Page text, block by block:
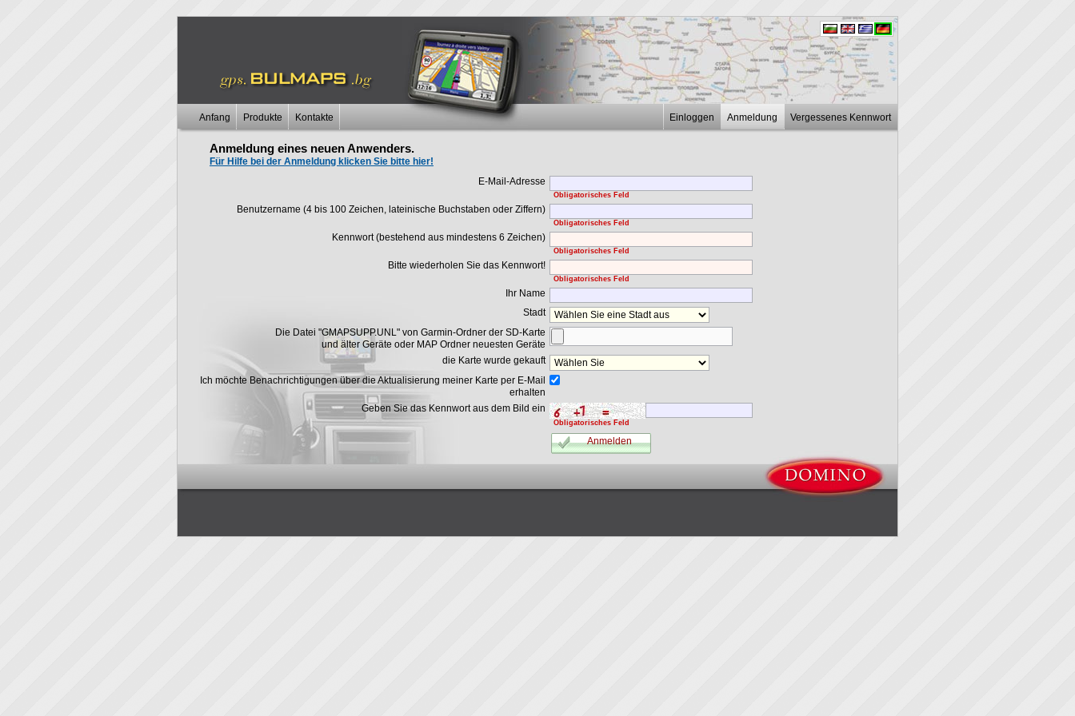
Anfang Produkte Kontakte Vergessenes Kennwort
Anmeldung
Einloggen
Anmeldung eines neuen Anwenders.
Für Hilfe bei der Anmeldung klicken Sie bitte hier!
E-Mail-Adresse
Obligatorisches Feld
Benutzername (4 bis 100 Zeichen, lateinische Buchstaben oder Ziffern)
Obligatorisches Feld
Kennwort (bestehend aus mindestens 6 Zeichen)
Obligatorisches Feld
Bitte wiederholen Sie das Kennwort!
Obligatorisches Feld
Ihr Name
Stadt
Die Datei "GMAPSUPP.UNL" von Garmin-Ordner der SD-Karte
und älter Geräte oder MAP Ordner neuesten Geräte
die Karte wurde gekauft
Ich möchte Benachrichtigungen über die Aktualisierung meiner Karte per E-Mail
erhalten
Geben Sie das Kennwort aus dem Bild ein
Obligatorisches Feld